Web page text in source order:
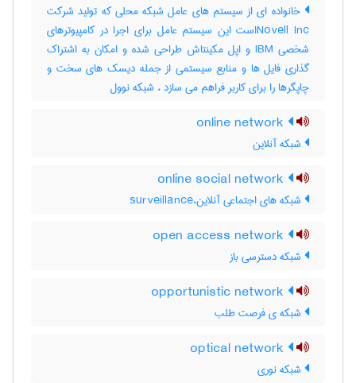
خانواده ای از سیستم های عامل شبکه محلی که تولید شرکت
Novell Incاست این سیستم عامل برای اجرا در کامپیوترهای
شخصی IBM و اپل مکینتاش طراحی شده و امکان به اشتراک
گذاری فایل ها و منابع سیستمی از جمله دیسک های سخت و
چاپگرها را برای کاربر فراهم می سازد ، شبکه نوول
شبکه آنلاین
شبکه های اجتماعی آنلاین،surveillance
شبکه دسترسی باز
شبکه ی فرصت طلب
شبکه نوری